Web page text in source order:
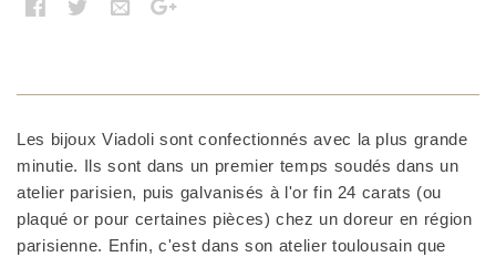
Les bijoux Viadoli sont confectionnés avec la plus grande
minutie. Ils sont dans un premier temps soudés dans un
atelier parisien, puis galvanisés à l'or fin 24 carats (ou
plaqué or pour certaines pièces) chez un doreur en région
parisienne. Enfin, c'est dans son atelier toulousain que